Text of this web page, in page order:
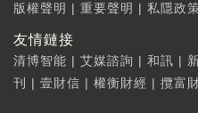
版權聲明 | 重要聲明 | 私隱政
友情鏈接
清博智能 | 艾媒諮詢 | 和訊 |
刊
| 壹財信 | 權衡財經 | 攬富